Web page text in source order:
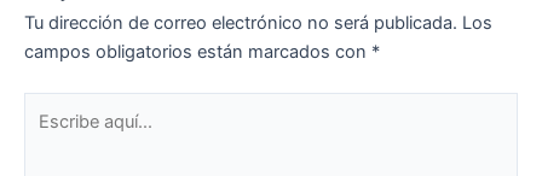
Tu dirección de correo electrónico no será publicada. Los
campos obligatorios están marcados con *
aquí...